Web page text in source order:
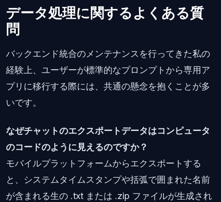
データ処理に関するよくある質
問
バックエンド統合のメンテナンスを行ってきた私の
経験上、ユーザーが標準的なプロンプトから専用ア
プリに移行する際には、共通の懸念を抱くことが多
いです。
なぜチャットのエクスポートデータはコンピュータ
のコードのように見えるのですか？
モバイルプラットフォームからエクスポートする
と、システムタイムスタンプや括弧で囲まれた名前
が含まれる生の .txt または .zip ファイルが生成され